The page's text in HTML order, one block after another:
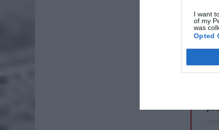
I want
of my
was
Opted